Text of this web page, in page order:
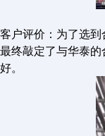
客户评价：为了选
最终敲定了与华泰
好。